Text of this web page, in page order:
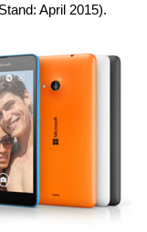
April 2015).